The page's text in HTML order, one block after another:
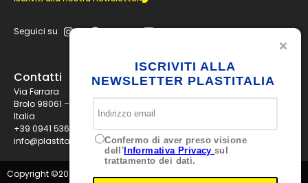
Seguici su
Contatti
Via Ferrara
Brolo 98061 – ME
Italia
+39 0941 536311
info@plastitaliaspa.com
Copyright ©2026
ISCRIVITI ALLA
NEWSLETTER PLASTITALIA
Confermo di aver preso visione
dell' Informativa Privacysul
trattamento dei dati.